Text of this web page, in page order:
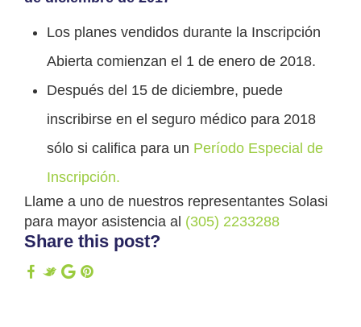
Los planes vendidos durante la Inscripción
Abierta comienzan el 1 de enero de 2018.
Después del 15 de diciembre, puede
inscribirse en el seguro médico para 2018
sólo si califica para un Período Especial de
Inscripción.
Llame a uno de nuestros representantes Solasi
para mayor asistencia al (305) 2233288
Share this post?